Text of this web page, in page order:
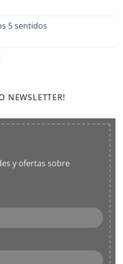
en
OXO:
hermticos
cocina
5 sentidos
en
tu
con
sentidos
en
NEWSLETTER!
y ofertas sobre